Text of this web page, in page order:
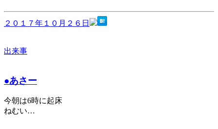
２０１７年１０月２６日
出来事
●あさー
今朝は6時に起床
ねむい…